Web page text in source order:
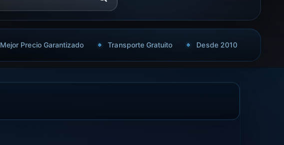
Mejor Precio Garantizado Transporte Gratuito Desde 2010